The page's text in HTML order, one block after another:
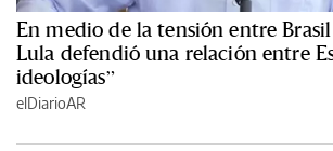
En medio de la tensión entre
Lula defendió una relación entre
ideologías”
elDiarioAR